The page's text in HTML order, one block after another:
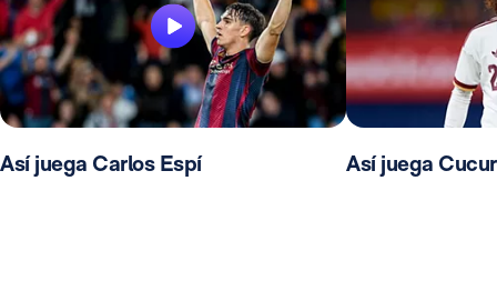
Así juega Carlos Espí Así juega